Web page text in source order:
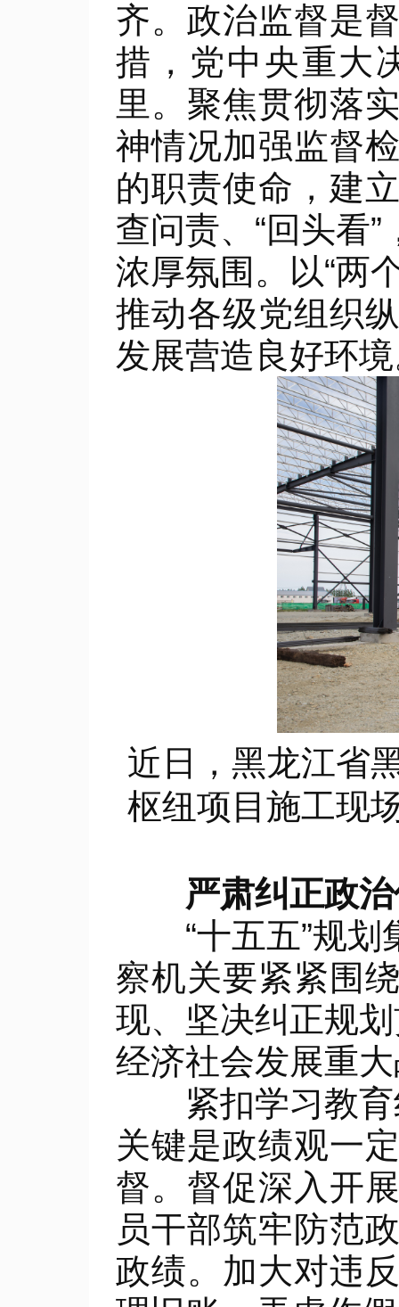
齐。政治监督是
措，党中央重大
里。聚焦贯彻落
神情况加强监督
的职责使命，建
查问责、“回头看
浓厚氛围。以“两
推动各级党组织
发展营造良好环
近日，黑龙江省
枢纽项目施工现
严肃纠正政
“十五五”规划
察机关要紧紧围
现、坚决纠正规
经济社会发展重
紧扣学习教育
关键是政绩观一
督。督促深入开
员干部筑牢防范
政绩。加大对违